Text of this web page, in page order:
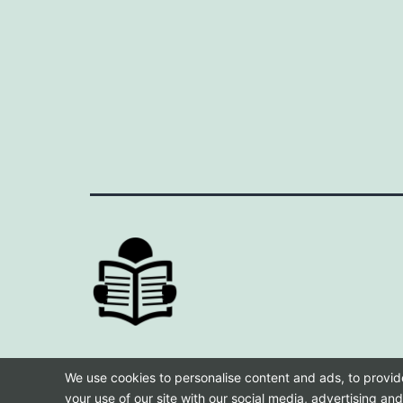
We use cookies to personalise content and ads, to
your use of our site with our social media, advertising